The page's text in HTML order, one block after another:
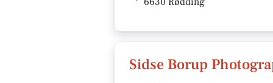
Sidse Borup